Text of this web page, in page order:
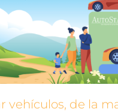
vehículos, de la